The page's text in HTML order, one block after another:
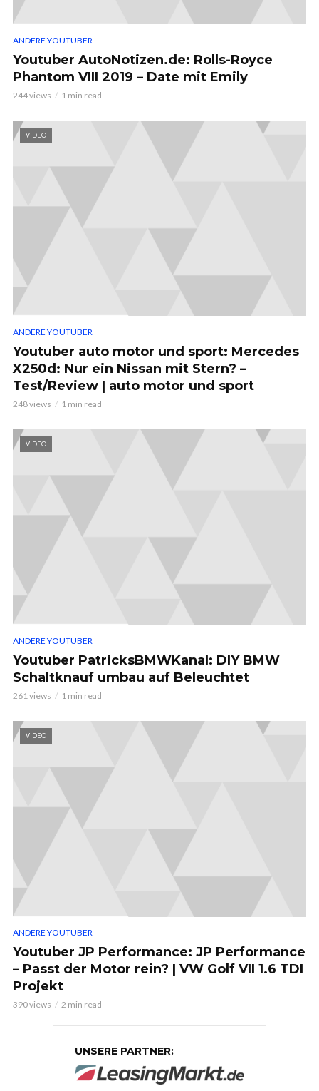
ANDERE YOUTUBER
Youtuber AutoNotizen.de: Rolls-Royce
Phantom VIII 2019 – Date mit Emily
244 views 1 min read
VIDEO
ANDERE YOUTUBER
Youtuber auto motor und sport: Mercedes
X250d: Nur ein Nissan mit Stern? –
Test/Review | auto motor und sport
248 views 1 min read
VIDEO
ANDERE YOUTUBER
Youtuber PatricksBMWKanal: DIY BMW
Schaltknauf umbau auf Beleuchtet
261 views 1 min read
VIDEO
ANDERE YOUTUBER
Youtuber JP Performance: JP Performance
– Passt der Motor rein? | VW Golf VII 1.6 TDI
Projekt
390 views 2 min read
UNSERE PARTNER: